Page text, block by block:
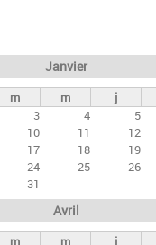
Janvier
m m j
3 4 5
10 11 12
17 18 19
24 25 26
31
Avril
m m j